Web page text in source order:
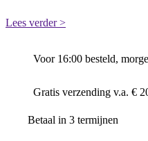
Lees verder >
Voor 16:00 besteld,
Gratis verzending v.a. €
Betaal in 3 termijnen